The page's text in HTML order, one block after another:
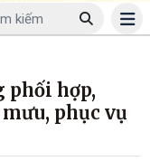
phối hợp,
phục vụ